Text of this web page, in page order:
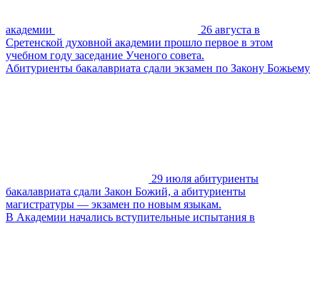
академии
26 августа в
Сретенской духовной академии прошло первое в этом
учебном году заседание Ученого совета.
Абитуриенты бакалавриата сдали экзамен по Закону Божьему
29 июля абитуриенты
бакалавриата сдали Закон Божий, а абитуриенты
магистратуры — экзамен по новым языкам.
В Академии начались вступительные испытания в